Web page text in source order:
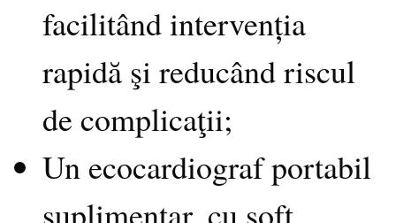
facilitând intervenția
rapidă şi reducând riscul
de complicaţii;
Un ecocardiograf portabil
suplimentar, cu soft